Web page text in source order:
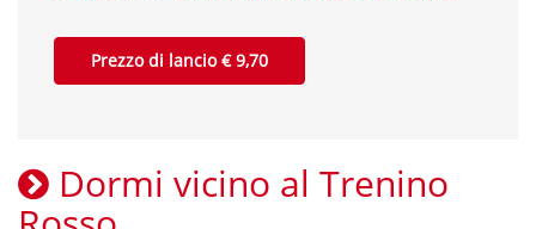
Prezzo di lancio € 9,70
Dormi vicino al Trenino